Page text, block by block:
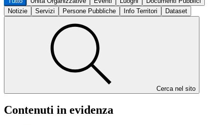
Notizie
Servizi Persone Pubbliche Info Territori Dataset
Cerca nel sito
Contenuti in evidenza